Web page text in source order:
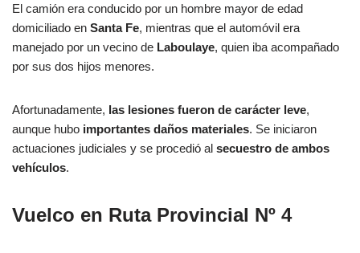
El camión era conducido por un hombre mayor de edad
domiciliado en Santa Fe, mientras que el automóvil era
manejado por un vecino de Laboulaye, quien iba acompañado
por sus dos hijos menores.
Afortunadamente, las lesiones fueron de carácter leve,
aunque hubo importantes daños materiales. Se iniciaron
actuaciones judiciales y se procedió al secuestro de ambos
vehículos.
Vuelco en Ruta Provincial Nº 4